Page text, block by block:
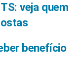
veja quem
benefício